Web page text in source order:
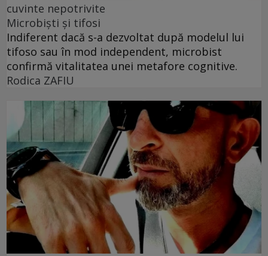
cuvinte nepotrivite
Microbiști și tifosi
Indiferent dacă s-a dezvoltat după modelul lui
tifoso sau în mod independent, microbist
confirmă vitalitatea unei metafore cognitive.
Rodica ZAFIU